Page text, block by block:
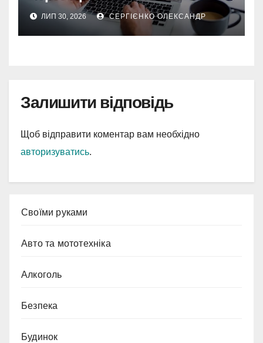
інструкція
ЛИП 30, 2026 СЕРГІЄНКО ОЛЕКСАНДР
Залишити відповідь
Щоб відправити коментар вам необхідно
авторизуватись.
Cвоїми руками
Авто та мототехніка
Алкоголь
Безпека
Будинок